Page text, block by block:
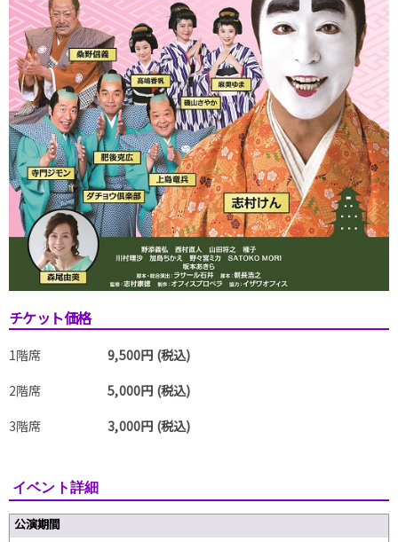
チケット価格
1階席
9,500円 (税込)
2階席
5,000円 (税込)
3階席
3,000円 (税込)
イベント詳細
公演期間